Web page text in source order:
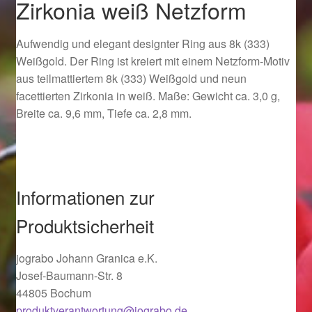
Ostergeschenke finden für Ostern 2019
Ostergeschenke finden für Ostern 2020
Ostergeschenke finden für Ostern 2021
Partner
Shop
Startseite
Zirkonia weiß Netzform
Aufwendig und elegant designter Ring aus 8k (333)
Weißgold. Der Ring ist kreiert mit einem Netzform-Motiv
aus teilmattiertem 8k (333) Weißgold und neun
facettierten Zirkonia in weiß. Maße: Gewicht ca. 3,0 g,
Breite ca. 9,6 mm, Tiefe ca. 2,8 mm.
Informationen zur
Produktsicherheit
jograbo Johann Granica e.K.
Josef-Baumann-Str. 8
44805 Bochum